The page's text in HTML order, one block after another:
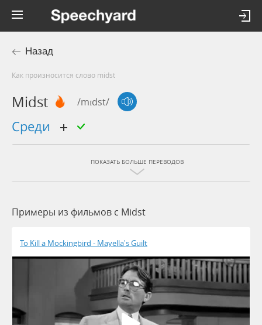
Назад
Как произносится слово midst
Midst /mɪdst/
среди
ПОКАЗАТЬ БОЛЬШЕ ПЕРЕВОДОВ
Примеры из фильмов c Midst
To Kill a Mockingbird - Mayella's Guilt